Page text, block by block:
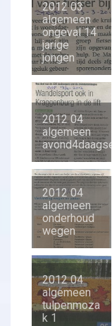
2012 03
algemeen
ongeval 14
jarige
jongen
2012 04
algemeen
avond4daagse
2012 04
algemeen
onderhoud
wegen
2012 04
algemeen
tulpenmoza
k 1